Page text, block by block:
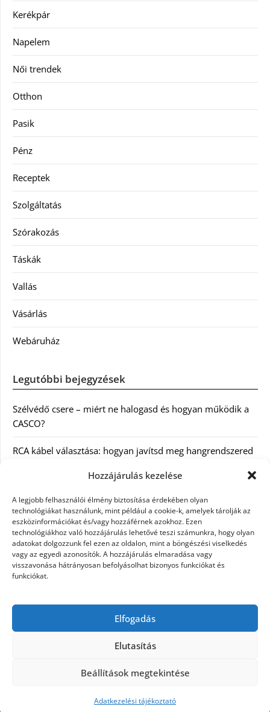
Hozzájárulás kezelése
A legjobb felhasználói élmény biztosítása érdekében olyan
technológiákat használunk, mint például a cookie-k, amelyek tárolják az
eszközinformációkat és/vagy hozzáférnek azokhoz. Ezen
technológiákhoz való hozzájárulás lehetővé teszi számunkra, hogy olyan
adatokat dolgozzunk fel ezen az oldalon, mint a böngészési viselkedés
vagy az egyedi azonosítók. A hozzájárulás elmaradása vagy
visszavonása hátrányosan befolyásolhat bizonyos funkciókat és
funkciókat.
Elfogadás
Elutasítás
Beállítások megtekintése
Adatkezelési tájékoztató
Kerékpár
Napelem
Női trendek
Otthon
Pasik
Pénz
Receptek
Szolgáltatás
Szórakozás
Táskák
Vallás
Vásárlás
Webáruház
Legutóbbi bejegyzések
Szélvédő csere – miért ne halogasd és hogyan működik a
CASCO?
RCA kábel választása: hogyan javítsd meg hangrendszered
Magyarországon: milyen jogi szabályozásra kell figyelni?
Akciós külföldi nyaralás 2026-ban előfoglalással: mit
ellenőrizz az ár mellett?
A Kassai Irodaház modern munkakörnyezetet biztosít
Theme